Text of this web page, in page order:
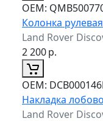
ОЕМ:
Колонка рулевая
Land Rover
2 200р.
ОЕМ:
Накладка
Land Rover